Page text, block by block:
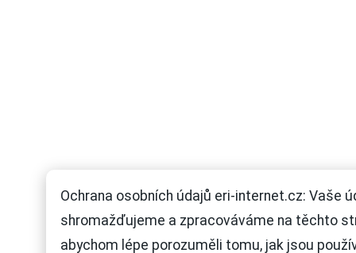
Ochrana osobních údajů eri-internet.cz: Vaše
shromažďujeme a zpracováváme na těchto
abychom lépe porozuměli tomu, jak jsou